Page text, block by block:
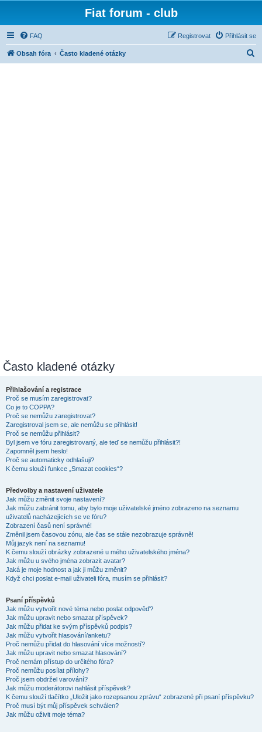
Fiat forum - club
FAQ Přihlásit se
Registrovat
Obsah fóra Často kladené otázky
Často kladené otázky
Přihlašování a registrace
Proč se musím zaregistrovat?
Co je to COPPA?
Proč se nemůžu zaregistrovat?
Zaregistroval jsem se, ale nemůžu se přihlásit!
Proč se nemůžu přihlásit?
Byl jsem ve fóru zaregistrovaný, ale teď se nemůžu přihlásit?!
Zapomněl jsem heslo!
Proč se automaticky odhlašuji?
K čemu slouží funkce „Smazat cookies“?
Předvolby a nastavení uživatele
Jak můžu změnit svoje nastavení?
Jak můžu zabránit tomu, aby bylo moje uživatelské jméno zobrazeno na seznamu
uživatelů nacházejících se ve fóru?
Zobrazení časů není správné!
Změnil jsem časovou zónu, ale čas se stále nezobrazuje správně!
Můj jazyk není na seznamu!
K čemu slouží obrázky zobrazené u mého uživatelského jména?
Jak můžu u svého jména zobrazit avatar?
Jaká je moje hodnost a jak ji můžu změnit?
Když chci poslat e-mail uživateli fóra, musím se přihlásit?
Psaní příspěvků
Jak můžu vytvořit nové téma nebo poslat odpověď?
Jak můžu upravit nebo smazat příspěvek?
Jak můžu přidat ke svým příspěvků podpis?
Jak můžu vytvořit hlasování/anketu?
Proč nemůžu přidat do hlasování více možností?
Jak můžu upravit nebo smazat hlasování?
Proč nemám přístup do určitého fóra?
Proč nemůžu posílat přílohy?
Proč jsem obdržel varování?
Jak můžu moderátorovi nahlásit příspěvek?
K čemu slouží tlačítko „Uložit jako rozepsanou zprávu“ zobrazené při psaní příspěvku?
Proč musí být můj příspěvek schválen?
Jak můžu oživit moje téma?